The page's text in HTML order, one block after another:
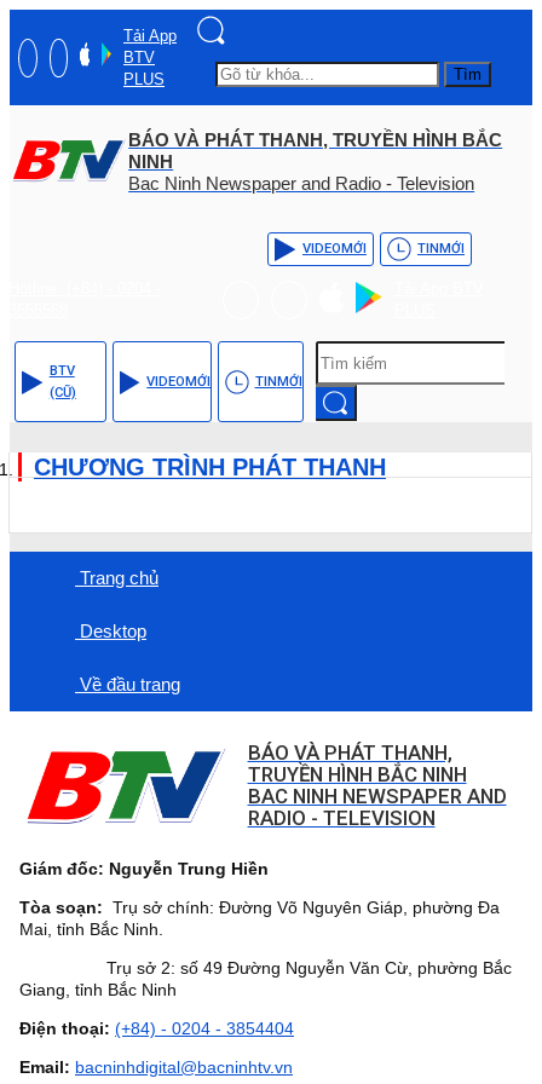
Tải App
BTV
PLUS
Tìm
BÁO VÀ PHÁT THANH, TRUYỀN HÌNH BẮC
NINH
Bac Ninh Newspaper and Radio - Television
VIDEOMỚI TINMỚI
BTV
(CŨ)
VIDEOMỚI TINMỚI
CHƯƠNG TRÌNH PHÁT THANH
Trang chủ
Desktop
Về đầu trang
BÁO VÀ PHÁT THANH,
TRUYỀN HÌNH BẮC NINH
BAC NINH NEWSPAPER AND
RADIO - TELEVISION
Giám đốc: Nguyễn Trung Hiền
Tòa soạn: Trụ sở chính: Đường Võ Nguyên Giáp, phường Đa
Mai, tỉnh Bắc Ninh.
Trụ sở 2: số 49 Đường Nguyễn Văn Cừ, phường Bắc
Giang, tỉnh Bắc Ninh
Điện thoại: (+84) - 0204 - 3854404
Email: bacninhdigital@bacninhtv.vn